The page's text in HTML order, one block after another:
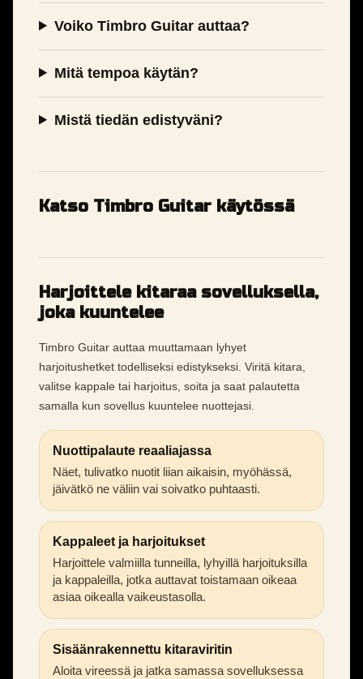
Voiko Timbro Guitar auttaa?
Mitä tempoa käytän?
Mistä tiedän edistyväni?
Katso Timbro Guitar käytössä
Harjoittele kitaraa sovelluksella,
joka kuuntelee
Timbro Guitar auttaa muuttamaan lyhyet
harjoitushetket todelliseksi edistykseksi. Viritä kitara,
valitse kappale tai harjoitus, soita ja saat palautetta
samalla kun sovellus kuuntelee nuottejasi.
Nuottipalaute reaaliajassa
Näet, tulivatko nuotit liian aikaisin, myöhässä,
jäivätkö ne väliin vai soivatko puhtaasti.
Kappaleet ja harjoitukset
Harjoittele valmiilla tunneilla, lyhyillä harjoituksilla
ja kappaleilla, jotka auttavat toistamaan oikeaa
asiaa oikealla vaikeustasolla.
Sisäänrakennettu kitaraviritin
Aloita vireessä ja jatka samassa sovelluksessa